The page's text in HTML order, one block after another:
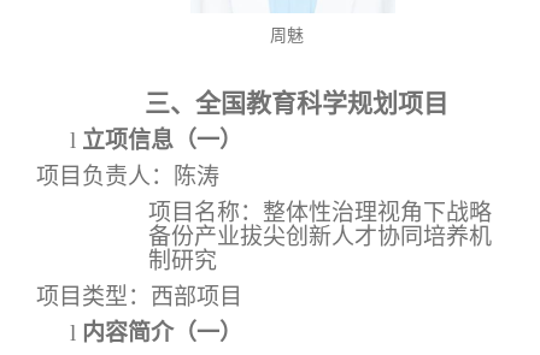
周魅
三、全国教育科学规划项目
l 立项信息（一）
项目负责人：陈涛
项目名称：整体性治理视角下战略
备份产业拔尖创新人才协同培养机
制研究
项目类型 ：西部项目
l 内容简介（一）